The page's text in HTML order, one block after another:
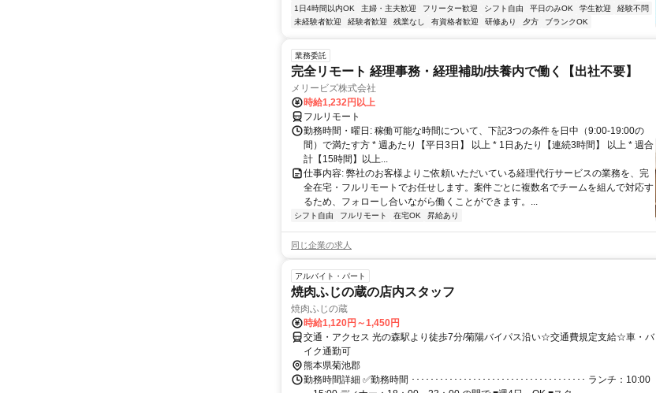
1日4時間以内OK
主婦・主夫歓迎 フリーター歓迎 シフト自由 平日のみOK 学生歓迎
経験不問
未経験者歓迎
経験者歓迎 残業なし 有資格者歓迎 研修あり 夕方 ブランクOK
業務委託
完全リモート 経理事務・経理補助/扶養内で働く【出社不要】
メリービズ株式会社
時給1,232円以上
フルリモート
勤務時間・曜日: 稼働可能な時間について、下記3つの条件を日中（9:00-19:00の
間）で満たす方 * 週あたり【平日3日】 以上 * 1日あたり【連続3時間】 以上 * 週合
計【15時間】以上...
仕事内容: 弊社のお客様よりご依頼いただいている経理代行サービスの業務を、完
全在宅・フルリモートでお任せします。案件ごとに複数名でチームを組んで対応す
るため、フォローし合いながら働くことができます。...
シフト自由 フルリモート 在宅OK 昇給あり
同じ企業の求人
アルバイト・パート
焼肉ふじの蔵の店内スタッフ
焼肉ふじの蔵
時給1,120円～1,450円
交通・アクセス 光の森駅より徒歩7分/菊陽バイパス沿い☆交通費規定支給☆車・バ
イク通勤可
熊本県菊池郡
勤務時間詳細 ✅勤務時間 ･････････････････････････････････････ ランチ：10:00